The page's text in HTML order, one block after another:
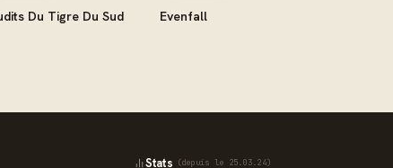
Du Tigre Du Sud Evenfall
Stats (depuis le 25.03.24)